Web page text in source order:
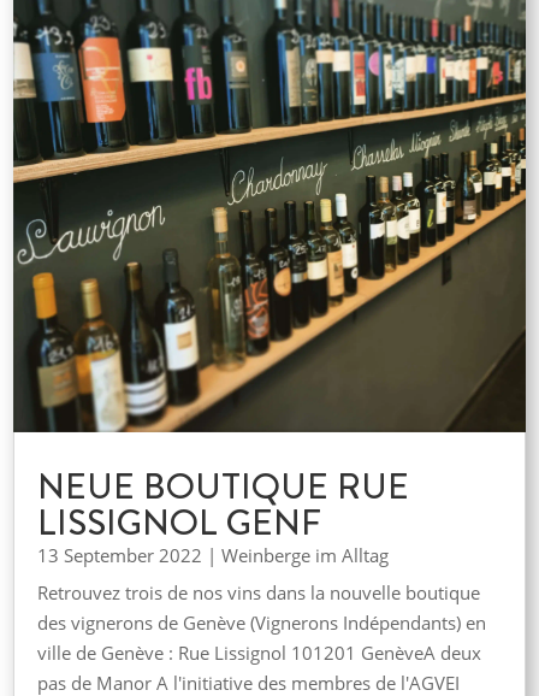
NEUE BOUTIQUE RUE
LISSIGNOL GENF
13 September 2022 |Weinberge im Alltag
Retrouvez trois de nos vins dans la nouvelle boutique
des vignerons de Genève (Vignerons Indépendants) en
ville de Genève : Rue Lissignol 101201 GenèveA deux
pas de Manor A l'initiative des membres de l'AGVEI